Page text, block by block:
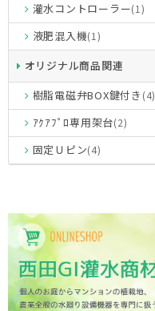
灌水コントローラー(1)
液肥混入機(1)
オリジナル商品関連
樹脂電磁弁BOX鍵付き (4)
ｱｸｱﾌﾟﾛ専用架台(2)
固定Ｕピン(4)